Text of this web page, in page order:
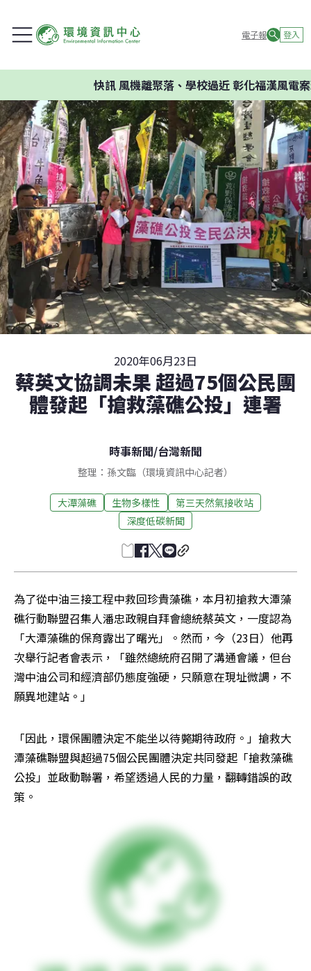
電子報 登入
風機離聚落、學校過近 彰化福漢風電案環委
2020年06月23日
蔡英文協調未果 超過75個公民團
體發起「搶救藻礁公投」連署
時事新聞/台灣新聞
整理：孫文臨（環境資訊中心記者）
大潭藻礁 生物多樣性
第三天然氣接收站
深度低碳新聞
為了從中油三接工程中救回珍貴藻礁，本月初搶救大潭藻
礁行動聯盟召集人潘忠政親自拜會總統蔡英文，一度認為
「大潭藻礁的保育露出了曙光」。然而，今（23日）他再
次舉行記者會表示，「雖然總統府召開了溝通會議，但台
灣中油公司和經濟部仍態度強硬，只願意在現址微調，不
願異地建站。」
「因此，環保團體決定不能坐以待斃期待政府。」搶救大
潭藻礁聯盟與超過75個公民團體決定共同發起「搶救藻礁
公投」並啟動聯署，希望透過人民的力量，翻轉錯誤的政
策。